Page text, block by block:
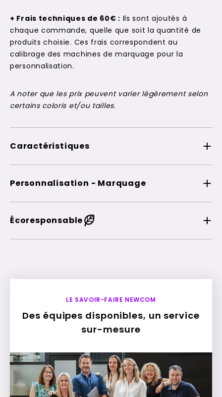
+ Frais techniques de 60€ : Ils sont ajoutés à
chaque commande, quelle que soit la quantité de
produits choisie. Ces frais correspondent au
calibrage des machines de marquage pour la
personnalisation.
A noter que les prix peuvent varier légèrement selon
certains coloris et/ou tailles.
Caractéristiques
Personnalisation - Marquage
Écoresponsable
LE SAVOIR-FAIRE NEWCOM
Des équipes disponibles, un service
sur-mesure